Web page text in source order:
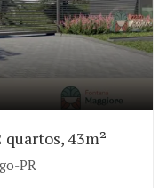
43m²
PR